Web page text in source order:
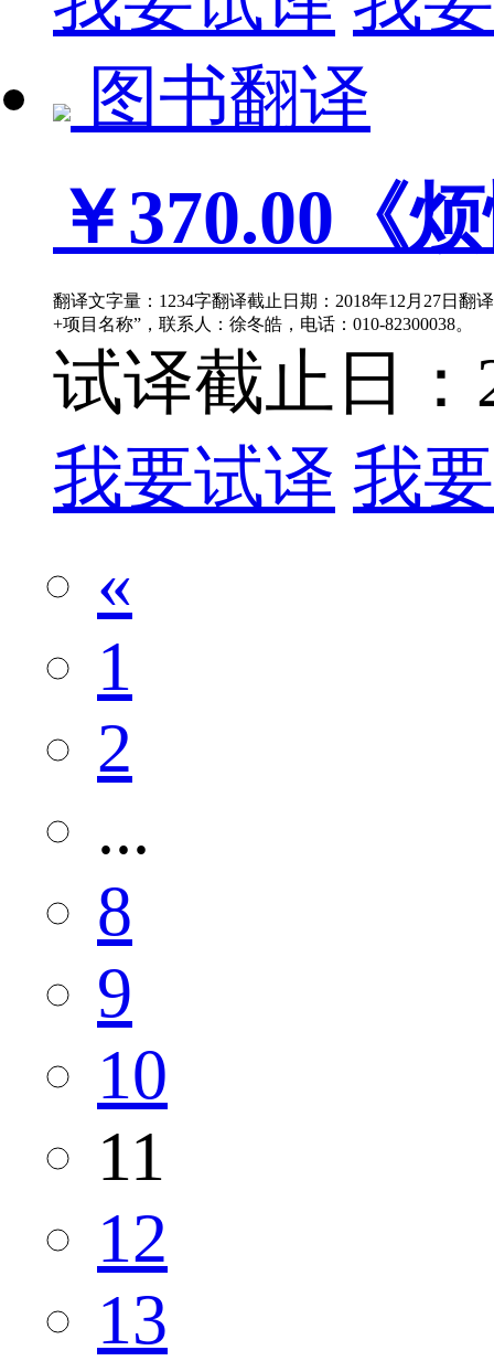
图书翻译
￥370.00 《
翻译文字量：1234字翻译截止日期：2018年12月27日翻
+项目名称”，联系人：徐冬皓，电话：010-82300038。
试译截止日：
我要试译 我
«
1
2
...
8
9
10
11
12
13